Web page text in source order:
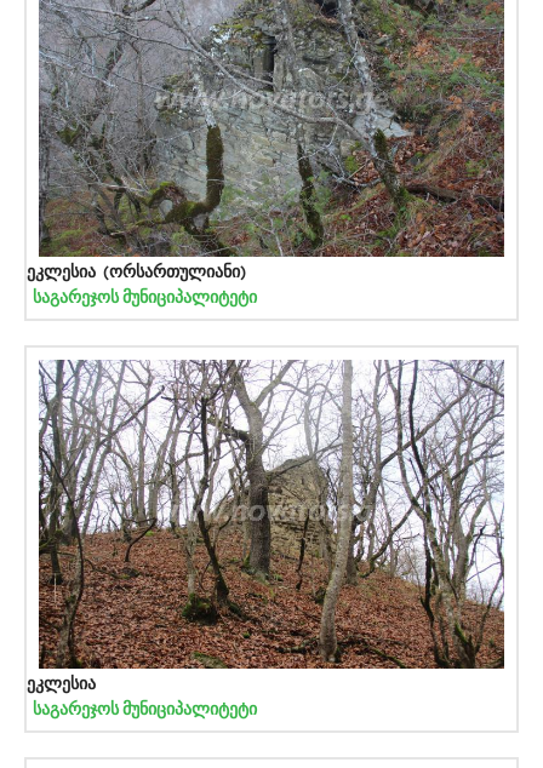
ეკლესია (ორსართულიანი)
საგარეჯოს მუნიციპალიტეტი
ეკლესია
საგარეჯოს მუნიციპალიტეტი